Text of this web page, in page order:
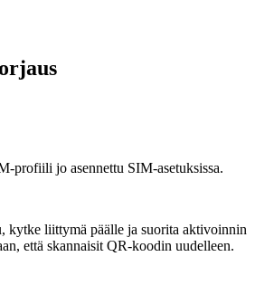
profiili jo asennettu SIM-asetuksissa.
kytke liittymä päälle ja suorita aktivoinnin
että skannaisit QR-koodin uudelleen.